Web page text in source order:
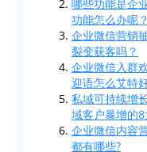
哪些功能是企
功能怎么办呢？
企业微信营销
裂变获客吗？
企业微信入群
迎语怎么艾特
私域可持续增
域客户暴增的8
企业微信内容
都有哪些?